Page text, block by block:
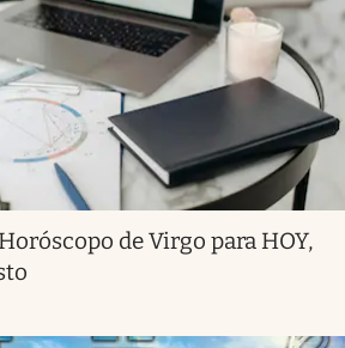
Horóscopo de Virgo para HOY,